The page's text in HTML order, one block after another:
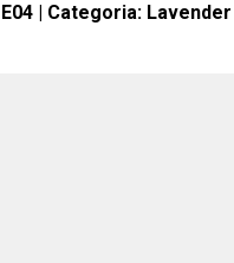
E04 | Categoria: